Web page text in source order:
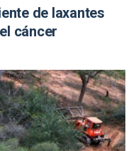
de laxantes
cáncer